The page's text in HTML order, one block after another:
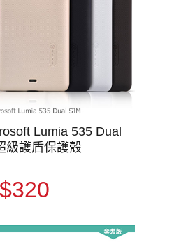
Lumia 535 Dual
級護盾保護殼
$320